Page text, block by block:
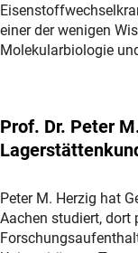
einer der wenigen
Molekularbiologie
Prof. Dr. Peter
Peter M. Herzig hat
Aachen studiert, dort